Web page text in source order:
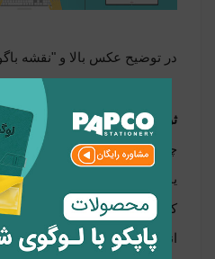
در توضیح عکس بالا و "نقشه
ثروت و موفقیتبه رنگ بنفش
چپ بوده و شامل هر وسیله
یادآوری می‌کند. مثل وسایل
که رنگ سبز آن موجب تقویت
انرژی مثبت می شود.